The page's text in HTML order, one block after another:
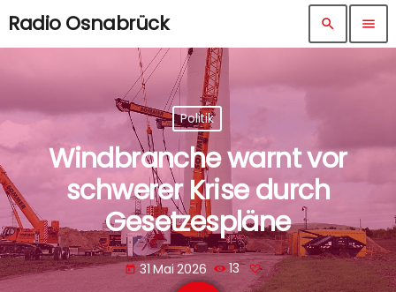
Radio Osnabrück search menu
Politik
Windbranche warnt vor
schwerer Krise durch
Gesetzespläne
today 31 Mai 2026 13